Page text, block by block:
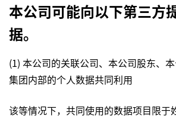
本公司可能向以下第三方
据。
(1) 本公司的关联公司、本公司股东、
集团内部的个人数据共同利用
该等情况下，共同使用的数据项目限于